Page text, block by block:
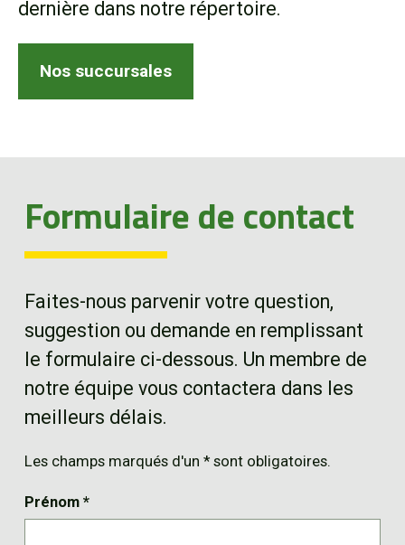
dernière dans notre répertoire.
Nos succursales
Formulaire de contact
Faites-nous parvenir votre question,
suggestion ou demande en remplissant
le formulaire ci-dessous. Un membre de
notre équipe vous contactera dans les
meilleurs délais.
Les champs marqués d'un * sont obligatoires.
Prénom *
Nous joindre
EN